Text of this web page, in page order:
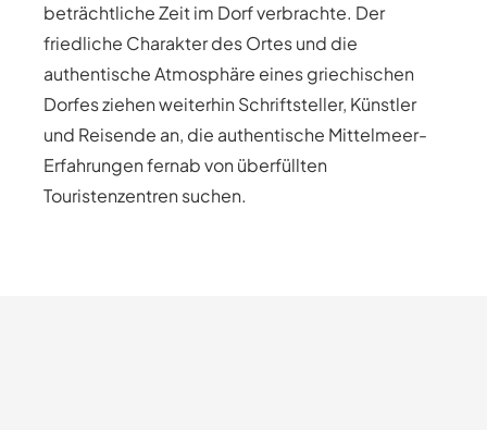
beträchtliche Zeit im Dorf verbrachte. Der
friedliche Charakter des Ortes und die
authentische Atmosphäre eines griechischen
Dorfes ziehen weiterhin Schriftsteller, Künstler
und Reisende an, die authentische Mittelmeer-
Erfahrungen fernab von überfüllten
Touristenzentren suchen.